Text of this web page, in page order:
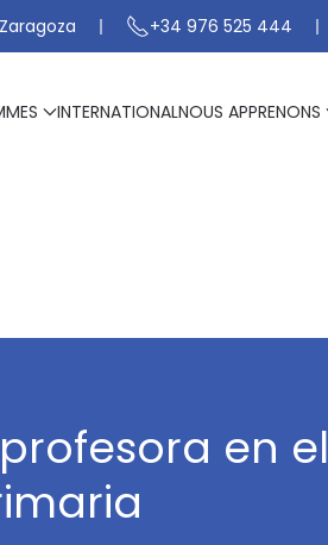
+34 976 525 444
INTERNATIONALNOUS APPRENONS
en el